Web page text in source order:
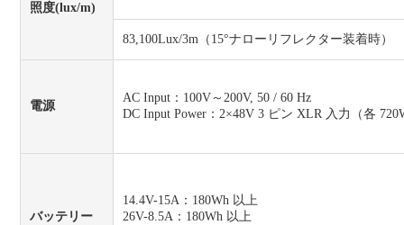
照度(lux/m)
83,100Lux/3m（15°ナローリフレクター装着時）
電源
AC Input：100V～200V, 50 / 60 Hz
DC Input Power：2×48V 3 ピン XLR 入力（各
バッテリー
14.4V-15A：180Wh 以上
26V-8.5A：180Wh 以上